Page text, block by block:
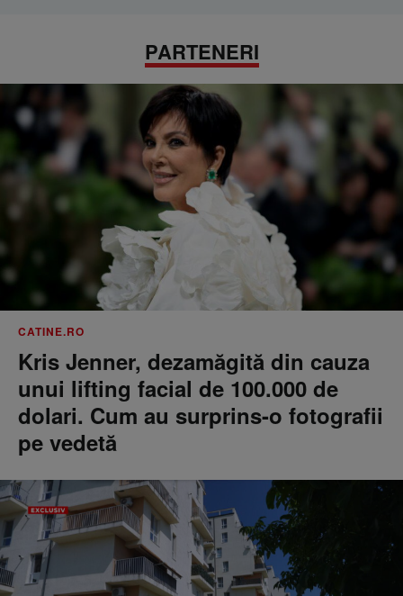
PARTENERI
CATINE.RO
Kris Jenner, dezamăgită din cauza
unui lifting facial de 100.000 de
dolari. Cum au surprins-o fotografii
pe vedetă